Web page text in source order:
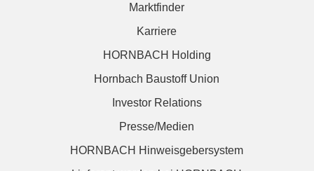
Marktfinder
Karriere
HORNBACH Holding
Hornbach Baustoff Union
Investor Relations
Presse/Medien
HORNBACH Hinweisgebersystem